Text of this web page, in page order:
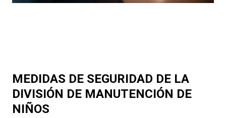
MEDIDAS DE SEGURIDAD DE LA
DIVISIÓN DE MANUTENCIÓN DE
NIÑOS